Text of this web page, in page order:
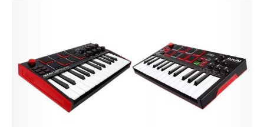
Teclados
Controladores